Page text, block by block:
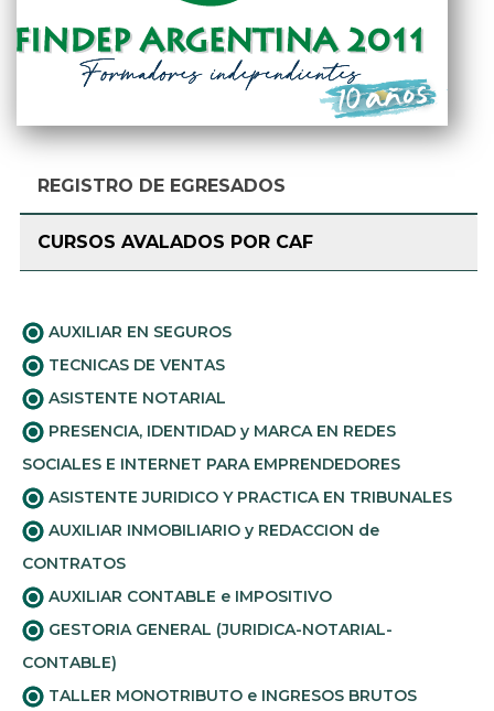
REGISTRO DE EGRESADOS
CURSOS AVALADOS POR CAF
AUXILIAR EN SEGUROS
TECNICAS DE VENTAS
ASISTENTE NOTARIAL
PRESENCIA, IDENTIDAD y MARCA EN REDES
SOCIALES E INTERNET PARA EMPRENDEDORES
ASISTENTE JURIDICO Y PRACTICA EN TRIBUNALES
AUXILIAR INMOBILIARIO y REDACCION de
CONTRATOS
AUXILIAR CONTABLE e IMPOSITIVO
GESTORIA GENERAL (JURIDICA-NOTARIAL-
CONTABLE)
TALLER MONOTRIBUTO e INGRESOS BRUTOS